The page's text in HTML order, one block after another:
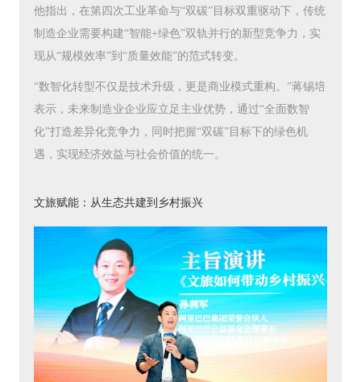
他指出，在第四次工业革命与“双碳”目标双重驱动下，传统
制造企业需要构建“智能+绿色”双轨并行的新型竞争力，实
现从“规模效率”到“质量效能”的范式转变。
“数智化转型不仅是技术升级，更是商业模式重构。”蒋锡培
表示，未来制造业企业应立足主业优势，通过“全面数智
化”打造差异化竞争力，同时把握“双碳”目标下的绿色机
遇，实现经济效益与社会价值的统一。
文旅赋能：从生态共建到乡村振兴